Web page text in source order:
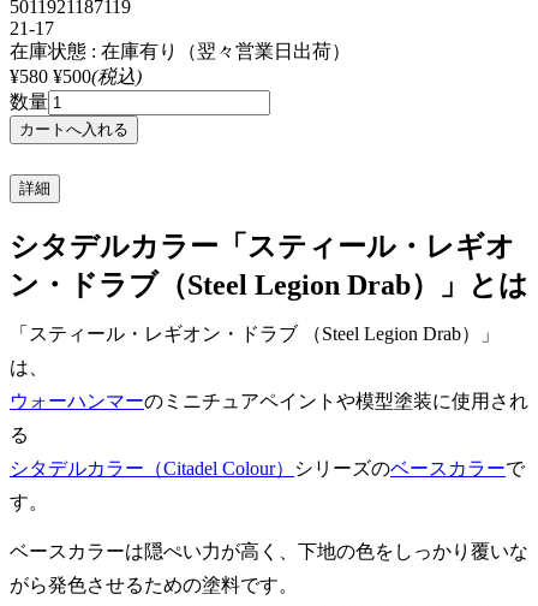
5011921187119
21-17
在庫状態 : 在庫有り（翌々営業日出荷）
¥580 ¥500(税込)
数量
詳細
シタデルカラー「スティール・レギオ
ン・ドラブ（Steel Legion Drab）」とは
「スティール・レギオン・ドラブ （Steel Legion Drab）」
は、
ウォーハンマーのミニチュアペイントや模型塗装に使用され
る
シタデルカラー（Citadel Colour）
シリーズのベースカラーで
す。
ベースカラーは隠ぺい力が高く、下地の色をしっかり覆いな
がら発色させるための塗料です。